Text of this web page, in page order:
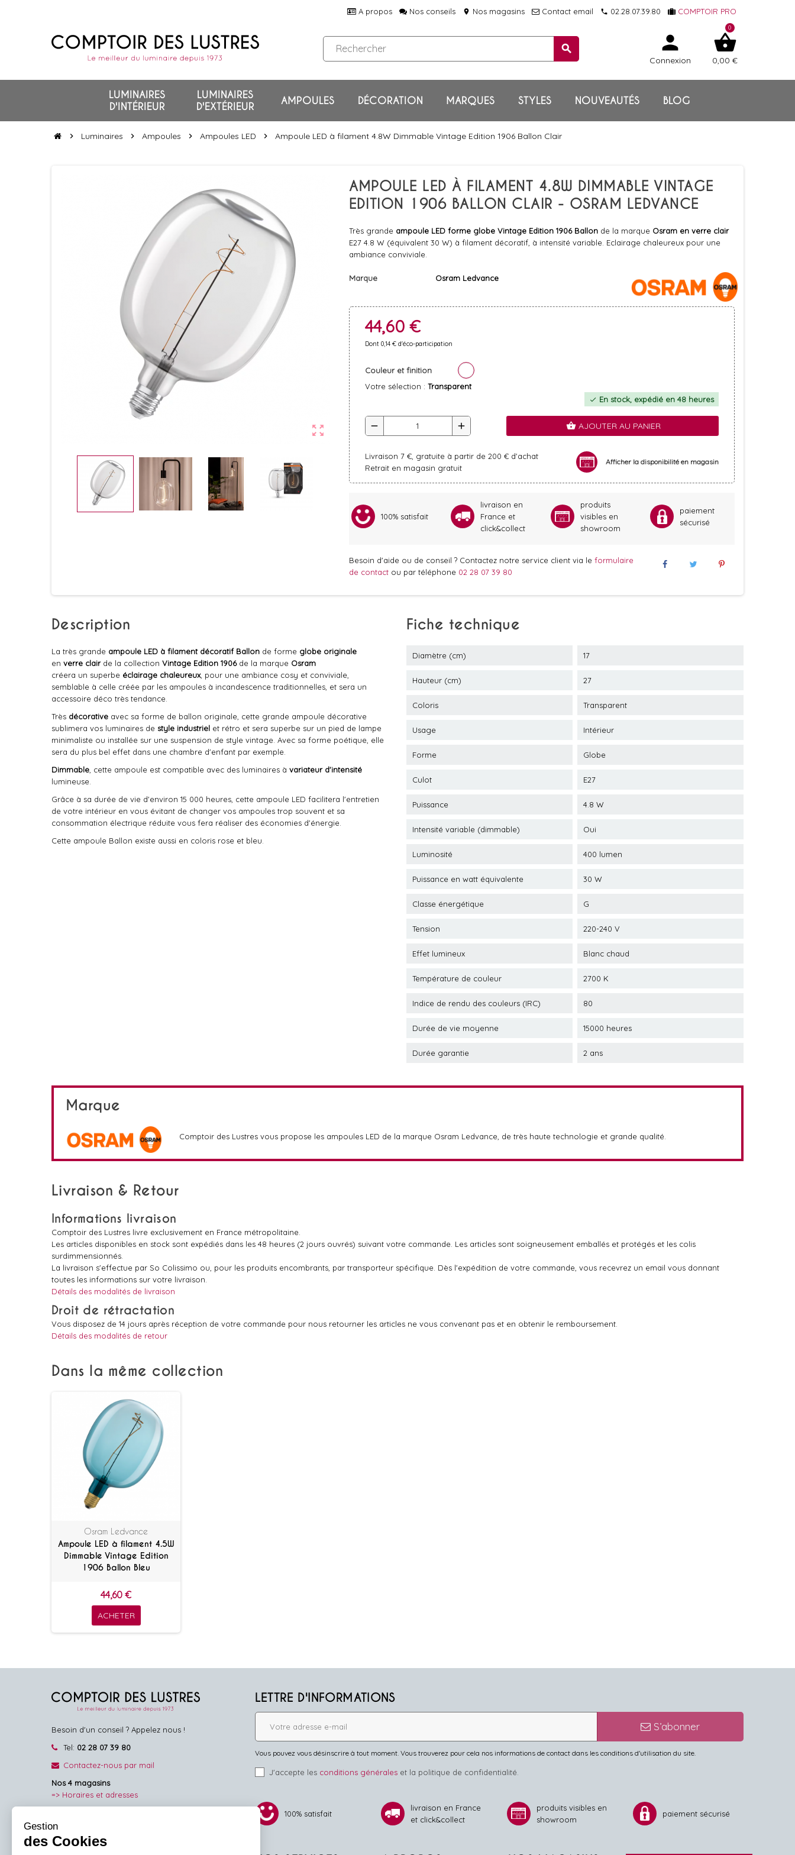
A propos Nos conseils location_on Nos magasins Contact email local_phone 02.28.07.39.80 COMPTOIR PRO
search person
Connexion
shopping_basket
0,00 €
0
LUMINAIRES
D'INTÉRIEUR
LUMINAIRES
D'EXTÉRIEUR
AMPOULES DÉCORATION MARQUES STYLES NOUVEAUTÉS BLOG
chevron_right Luminaires chevron_right Ampoules chevron_right Ampoules LED chevron_right Ampoule LED à filament 4.8W Dimmable Vintage Edition 1906 Ballon Clair
zoom_out_map
AMPOULE LED À FILAMENT 4.8W DIMMABLE VINTAGE
EDITION 1906 BALLON CLAIR - OSRAM LEDVANCE
Très grande ampoule LED forme globe Vintage Edition 1906 Ballonde la marque Osram en verre clair
E27 4.8 W (équivalent 30 W) à filament décoratif, à intensité variable. Eclairage chaleureux pour une
ambiance conviviale.
Marque Osram Ledvance
44,60 €
Dont 0,14 € d'éco-participation
Couleur et finition
Votre sélection : Transparent
check En stock, expédié en 48 heures
remove add shopping_basket AJOUTER AU PANIER
Livraison 7 €, gratuite à partir de 200 € d'achat
Retrait en magasin gratuit
Afficher la disponibilité en magasin
100% satisfait
livraison en
France et
click&collect
produits
visibles en
showroom
paiement
sécurisé
Besoin d'aide ou de conseil ? Contactez notre service client via le formulaire
de contact ou par téléphone 02 28 07 39 80
Description
La très grande ampoule LED à filament décoratif Ballon de forme globe originale
en verre clair de la collection Vintage Edition 1906 de la marque Osram
créera un superbe éclairage chaleureux, pour une ambiance cosy et conviviale,
semblable à celle créée par les ampoules à incandescence traditionnelles, et sera un
accessoire déco très tendance.
Très décorative avec sa forme de ballon originale, cette grande ampoule décorative
sublimera vos luminaires de style industriel et rétro et sera superbe sur un pied de lampe
minimaliste ou installée sur une suspension de style vintage. Avec sa forme poétique, elle
sera du plus bel effet dans une chambre d'enfant par exemple.
Dimmable , cette ampoule est compatible avec des luminaires à variateur d'intensité
lumineuse.
Grâce à sa durée de vie d'environ 15 000 heures, cette ampoule LED facilitera l'entretien
de votre intérieur en vous évitant de changer vos ampoules trop souvent et sa
consommation électrique réduite vous fera réaliser des économies d'énergie.
Cette ampoule Ballon existe aussi en coloris rose et bleu.
Fiche technique
Diamètre (cm) 17
Hauteur (cm) 27
Coloris Transparent
Usage Intérieur
Forme Globe
Culot E27
Puissance 4.8 W
Intensité variable (dimmable) Oui
Luminosité 400 lumen
Puissance en watt équivalente 30 W
Classe énergétique G
Tension 220-240 V
Effet lumineux Blanc chaud
Température de couleur 2700 K
Indice de rendu des couleurs (IRC) 80
Durée de vie moyenne 15000 heures
Durée garantie 2 ans
Marque
Comptoir des Lustres vous propose les ampoules LED de la marque Osram Ledvance, de très haute technologie et grande qualité.
Livraison & Retour
Informations livraison
Comptoir des Lustres livre exclusivement en France métropolitaine.
Les articles disponibles en stock sont expédiés dans les 48 heures (2 jours ouvrés) suivant votre commande. Les articles sont soigneusement emballés et protégés et les colis
surdimmensionnés.
La livraison s'effectue par So Colissimo ou, pour les produits encombrants, par transporteur spécifique. Dès l'expédition de votre commande, vous recevrez un email vous donnant
toutes les informations sur votre livraison.
Détails des modalités de livraison
Droit de rétractation
Vous disposez de 14 jours après réception de votre commande pour nous retourner les articles ne vous convenant pas et en obtenir le remboursement.
Détails des modalités de retour
Dans la même collection
Osram Ledvance
Ampoule LED à filament 4.5W
Dimmable Vintage Edition
1906 Ballon Bleu
44,60 €
ACHETER
Besoin d'un conseil ? Appelez nous !
Tel: 02 28 07 39 80
Contactez-nous par mail
Nos 4 magasins
=> Horaires et adresses
NOUS SUIVRE
Facebook
LETTRE D'INFORMATIONS
S’abonner
Vous pouvez vous désinscrire à tout moment. Vous trouverez pour cela nos informations de contact dans les conditions d'utilisation du site.
J'accepte les conditions généraleset la politique de confidentialité.
100% satisfait
livraison en France
et click&collect
produits visibles en
showroom
paiement sécurisé
Gestion
des Cookies